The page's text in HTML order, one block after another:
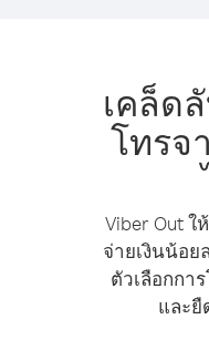
เคล็ด
โทรจ
Viber Out
จ่ายเงินน้อย
ตัวเลือกกา
และยื